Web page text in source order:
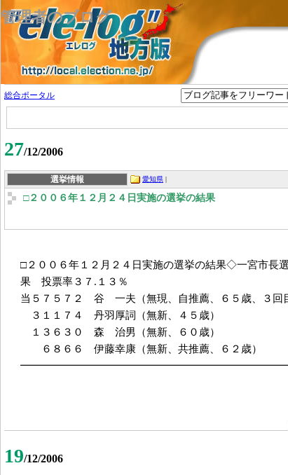
管理者のブログ
総合ポータル
27/12/2006
選挙情報 愛知県 |
□２００６年１２月２４日実施の選挙の結果
□２００６年１２月２４日実施の選挙の結果◇一宮市長
果 投票率３７.１３％
当５７５７２ 谷 一夫（無現、自推薦、６５歳、３回
３１１７４ 丹羽厚詞（無新、４５歳）
１３６３０ 森 治男（無新、６０歳）
６８６６ 伊藤幸康（無新、共推薦、６２歳）
19/12/2006